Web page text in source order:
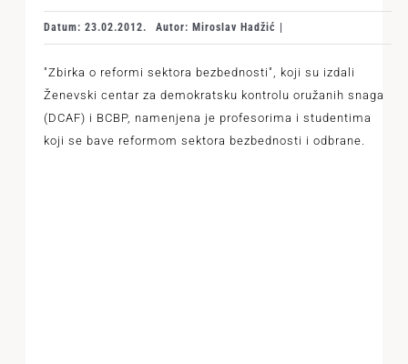
Datum: 23.02.2012. Autor: Miroslav Hadžić |
"Zbirka o reformi sektora bezbednosti", koji su izdali
Ženevski centar za demokratsku kontrolu oružanih snaga
(DCAF) i BCBP, namenjena je profesorima i studentima
koji se bave reformom sektora bezbednosti i odbrane.